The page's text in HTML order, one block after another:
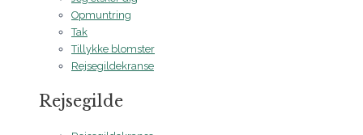
Opmuntring
Tak
Tillykke blomster
Rejsegildekranse
Rejsegilde